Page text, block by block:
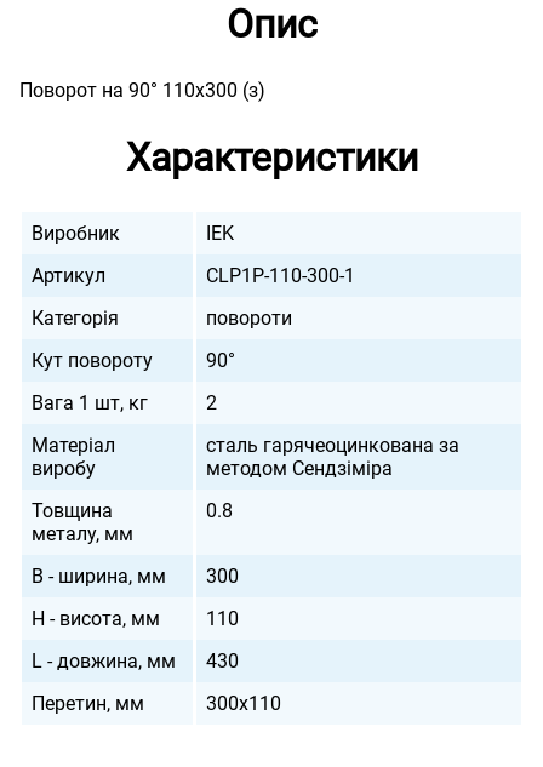
Опис
Поворот на 90° 110х300 (з)
Характеристики
Виробник
IEK
Артикул
CLP1P-110-300-1
Категорія
повороти
Кут повороту
90°
Вага 1 шт, кг
2
Матеріал
виробу
сталь гарячеоцинкована за
методом Сендзіміра
Товщина
металу, мм
0.8
B - ширина, мм
300
H - висота, мм
110
L - довжина, мм
430
Перетин, мм
300х110